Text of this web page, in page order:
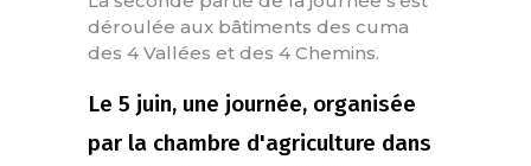
déroulée aux bâtiments des cuma
des 4 Vallées et des 4 Chemins.
Le 5 juin, une journée, organisée
par la chambre d'agriculture dans